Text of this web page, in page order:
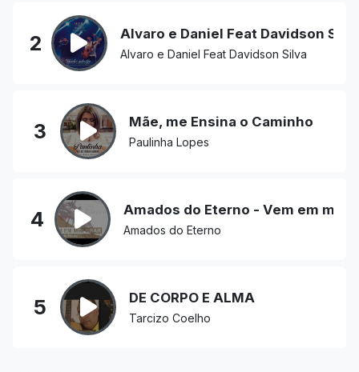
2 Alvaro e Daniel Feat Davidson
Alvaro e Daniel Feat Davidson Silva
3 Mãe, me Ensina o Caminho
Paulinha Lopes
4 Amados do Eterno - Vem em mim
Amados do Eterno
5 DE CORPO E ALMA
Tarcizo Coelho